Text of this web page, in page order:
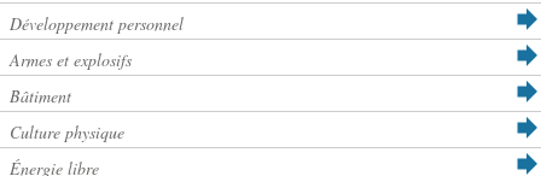
Développement personnel
Armes et explosifs
Bâtiment
Culture physique
Énergie libre